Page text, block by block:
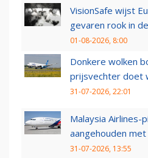
VisionSafe wijst
gevaren rook in
01-08-2026, 8:00
Donkere wolken
prijsvechter doet
31-07-2026, 22:01
Malaysia Airlines-
aangehouden
31-07-2026, 13:55